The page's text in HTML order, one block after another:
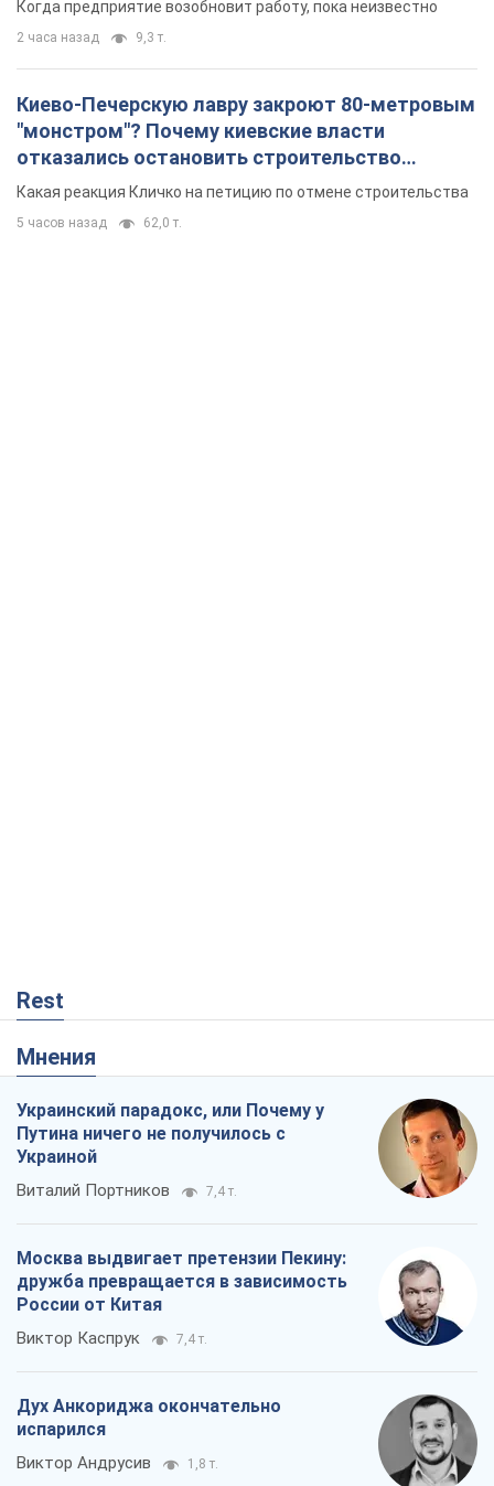
Когда предприятие возобновит работу, пока неизвестно
2 часа назад 9,3 т.
Киево-Печерскую лавру закроют 80-метровым
"монстром"? Почему киевские власти
отказались остановить строительство
небоскреба "московского верующего"
Какая реакция Кличко на петицию по отмене строительства
5 часов назад 62,0 т.
Rest
Мнения
Украинский парадокс, или Почему у
Путина ничего не получилось с
Украиной
Виталий Портников 7,4 т.
Москва выдвигает претензии Пекину:
дружба превращается в зависимость
России от Китая
Виктор Каспрук 7,4 т.
Дух Анкориджа окончательно
испарился
Виктор Андрусив 1,8 т.